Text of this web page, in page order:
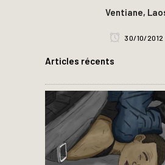
Ventiane,
30/10/2012
Articles récents